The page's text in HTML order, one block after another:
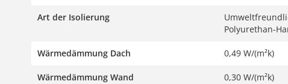
Art der Isolierung
Polyurethan-
Wärmedämmung Dach 0,49 W/(m²k)
Wärmedämmung Wand 0,30 W/(m²k)